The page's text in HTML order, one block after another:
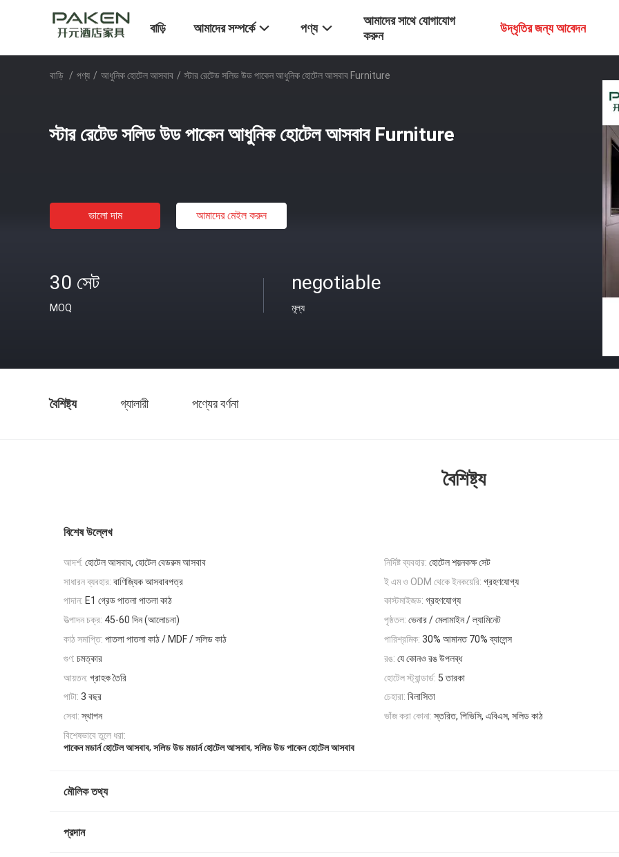
বাড়ি আমাদের সম্পর্কে পণ্য
আমাদের সাথে যোগাযোগ
করুন
উদ্ধৃতির জন্য আবেদন
বাড়ি / পণ্য / আধুনিক হোটেল আসবাব / স্টার রেটেড সলিড উড পাকেন আধুনিক হোটেল আসবাব Furniture
স্টার রেটেড সলিড উড পাকেন আধুনিক হোটেল আসবাব Furniture
ভালো দাম আমাদের মেইল ​​করুন
30 সেট
MOQ
negotiable
মূল্য
বৈশিষ্ট্য গ্যালারী পণ্যের বর্ণনা
বৈশিষ্ট্য
বিশেষ উল্লেখ
আদর্শ: হোটেল আসবাব, হোটেল বেডরুম আসবাব নির্দিষ্ট ব্যবহার: হোটেল শয়নকক্ষ সেট
সাধারন ব্যবহার: বাণিজ্যিক আসবাবপত্র ই এম ও ODM থেকে ইনকয়েরি: গ্রহণযোগ্য
পাদান: E1 গ্রেড পাতলা পাতলা কাঠ কাস্টমাইজড: গ্রহণযোগ্য
উত্পাদন চক্র: 45-60 দিন (আলোচনা) পৃষ্ঠতল: ভেনার / মেলামাইন / ল্যামিনেট
কাঠ সমাপ্তি: পাতলা পাতলা কাঠ / MDF / সলিড কাঠ পারিশ্রমিক: 30% আমানত 70% ব্যালেন্স
গুণ: চমত্কার রঙ: যে কোনও রঙ উপলব্ধ
আয়তন: গ্রাহক তৈরি হোটেল স্ট্যান্ডার্ড: 5 তারকা
পাটা: 3 বছর চেহারা: বিলাসিতা
সেবা: স্থাপন ভাঁজ করা কোনা: স্তরিত, পিভিসি, এবিএস, সলিড কাঠ
বিশেষভাবে তুলে ধরা:
পাকেন মডার্ন হোটেল আসবাব, সলিড উড মডার্ন হোটেল আসবাব, সলিড উড পাকেন হোটেল আসবাব
মৌলিক তথ্য
প্রদান